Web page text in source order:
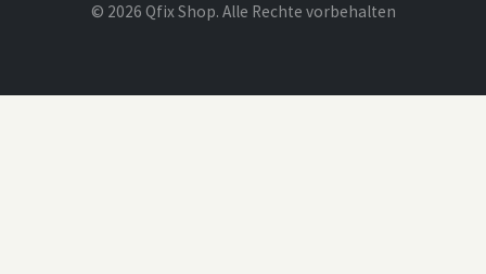
© 2026 Qfix Shop. Alle Rechte vorbehalten